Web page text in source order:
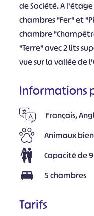
de Société. A l'étage
chambres "Fer" et
chambre
"Terre" avec 2 lits
vue sur la vallée de
Informations
Français,
Animaux
Capacité de
5 chambres
Tarifs